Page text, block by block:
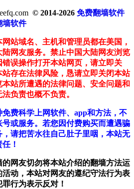
© 2014-2026 免费翻墙软件
软件
站域名、主机和管理员都在美国，
陆网友服务。禁止中国大陆网友浏览
误操作打开本站网页，请立即关
存在法律风险，恳请立即关闭本站
站所遭遇的法律问题、安全问题和
负责也概不负责。
费科学上网软件、app和方法，不
或服务。若您因付费购买而遭遇骗
请把苦水往自己肚子里咽，本站无
！
网友切勿将本站介绍的翻墙方法运
动，本站对网友的遵纪守法行为表
行为表示反对！